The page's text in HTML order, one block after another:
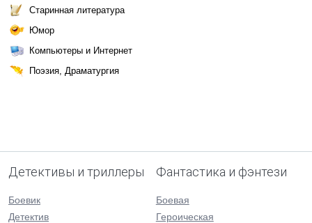
Старинная литература
Юмор
Компьютеры и Интернет
Поэзия, Драматургия
Детективы и триллеры
Боевик
Детектив
Фантастика и фэнтези
Боевая
Героическая